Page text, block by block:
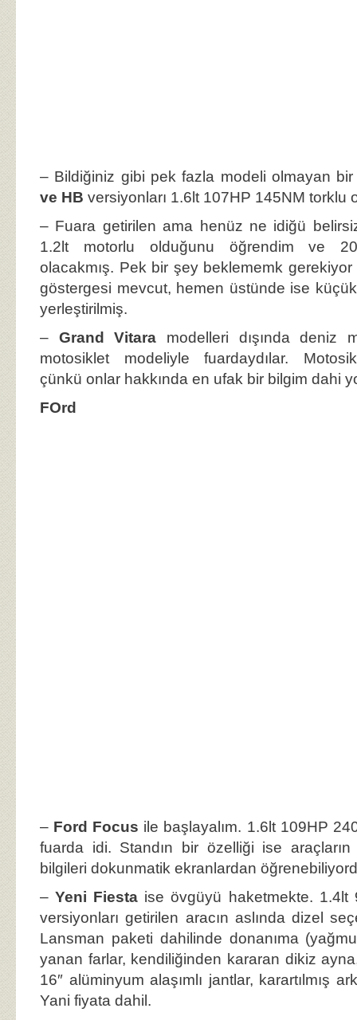
– Bildiğiniz gibi pek fazla modeli olmayan
ve HB versiyonları 1.6lt 107HP 145NM torklu
– Fuara getirilen ama henüz ne idiğü
1.2lt motorlu olduğunu öğrendim ve
olacakmış. Pek bir şey beklememk
göstergesi mevcut, hemen üstünde ise
yerleştirilmiş.
– Grand Vitara modelleri dışında deniz
motosiklet modeliyle fuardaydılar.
çünkü onlar hakkında en ufak bir bilgim dahi
FOrd
– Ford Focus ile başlayalım. 1.6lt 109HP
fuarda idi. Standın bir özelliği ise
bilgileri dokunmatik ekranlardan
–Yeni Fiesta ise övgüyü haketmekte. 1.4lt
versiyonları getirilen aracın aslında dizel
Lansman paketi dahilinde donanıma
yanan farlar, kendiliğinden kararan dikiz
16″ alüminyum alaşımlı jantlar, karartılmış
Yani fiyata dahil.